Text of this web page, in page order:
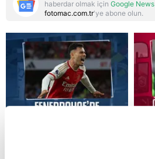
Reddet
haberdar olmak için Google News
fotomac.com.tr'ye abone olun.